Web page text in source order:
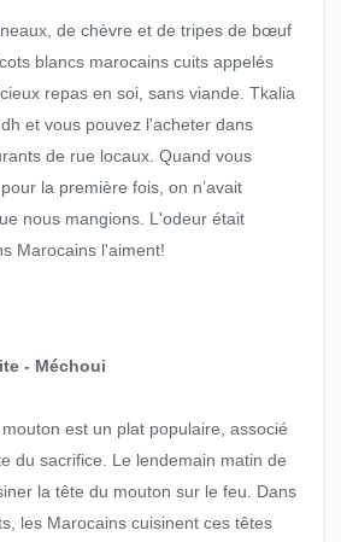
de chèvre et de tripes de bœuf
blancs marocains cuits appelés
repas en soi, sans viande. Tkalia
et vous pouvez l'acheter dans
de rue locaux. Quand vous
la première fois, on n’avait
nous mangions. L'odeur était
Marocains l'aiment!
- Méchoui
est un plat populaire, associé
du sacrifice. Le lendemain matin de
la tête du mouton sur le feu. Dans
les Marocains cuisinent ces têtes